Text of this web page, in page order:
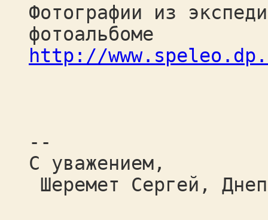
Фотографии из
фотоальбоме
http://
--
С уважением,
Шеремет Сергей,